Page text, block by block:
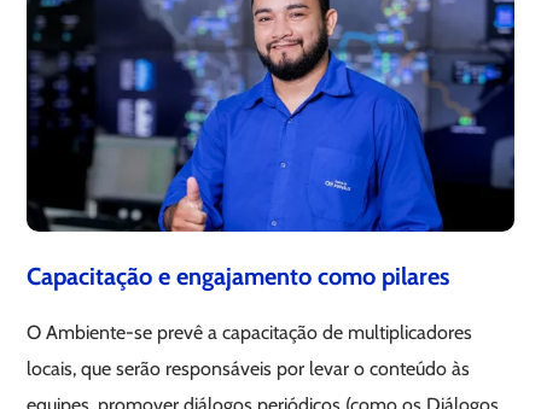
Capacitação e engajamento como pilares
O Ambiente-se prevê a capacitação de multiplicadores
locais, que serão responsáveis por levar o conteúdo às